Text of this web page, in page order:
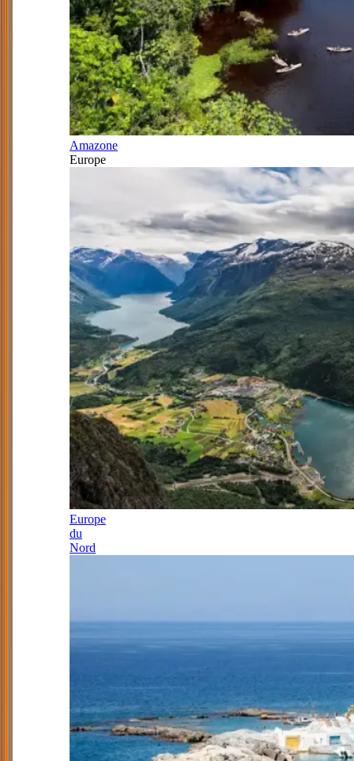
Amazone
Europe
Europe
du
Nord